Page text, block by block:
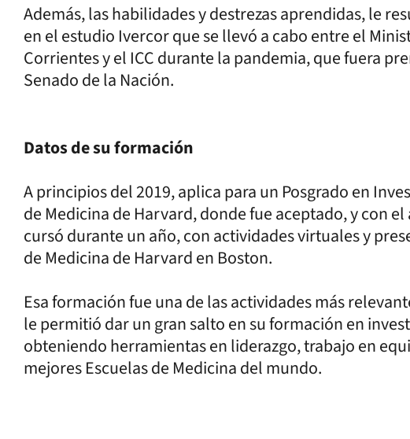
Además, las habilidades y destrezas aprendidas, le
en el estudio Ivercor que se llevó a cabo entre el
Corrientes y el ICC durante la pandemia, que fuera
Senado de la Nación.
Datos de su formación
A principios del 2019, aplica para un Posgrado en
de Medicina de Harvard, donde fue aceptado, y con
cursó durante un año, con actividades virtuales y
de Medicina de Harvard en Boston.
Esa formación fue una de las actividades más
le permitió dar un gran salto en su formación en
obteniendo herramientas en liderazgo, trabajo en
mejores Escuelas de Medicina del mundo.